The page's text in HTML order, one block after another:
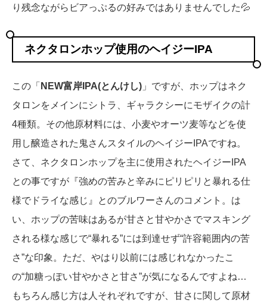
り残念ながらビアっぷるの好みではありませんでした💦
ネクタロンホップ使用のヘイジーIPA
この「 NEW富岸IPA(とんけし) 」ですが、ホップはネク
タロンをメインにシトラ、ギャラクシーにモザイクの計
4種類。その他原材料には、小麦やオーツ麦等などを使
用し醸造された鬼さんスタイルのヘイジーIPAですね。
さて、ネクタロンホップを主に使用されたヘイジーIPA
との事ですが『強めの苦みと辛みにピリピリと暴れる仕
様でドライな感じ』とのブルワーさんのコメント。は
い、ホップの苦味はあるが甘さと甘やかさでマスキング
される様な感じで“暴れる”には到達せず“許容範囲内の苦
さ”な印象。ただ、やはり以前には感じれなかったこ
の“加糖っぽい甘やかさと甘さ”が気になるんですよね…
もちろん感じ方は人それぞれですが、甘さに関して原材